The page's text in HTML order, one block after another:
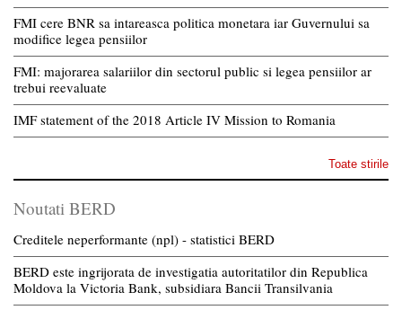
FMI cere BNR sa intareasca politica monetara iar Guvernului sa
modifice legea pensiilor
FMI: majorarea salariilor din sectorul public si legea pensiilor ar
trebui reevaluate
IMF statement of the 2018 Article IV Mission to Romania
Toate stirile
Noutati BERD
Creditele neperformante (npl) - statistici BERD
BERD este ingrijorata de investigatia autoritatilor din Republica
Moldova la Victoria Bank, subsidiara Bancii Transilvania